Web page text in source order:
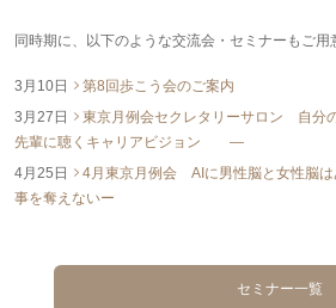
同時期に、以下のような交流会・セミナーもご用
3月10日
第8回歩こう会のご案内
3月27日
東京月例会セクレタリーサロン 自分
先輩に聴くキャリアビジョン ―
4月25日
4月東京月例会 AIに男性脳と女性脳
事を奪えないー
セミナー一覧